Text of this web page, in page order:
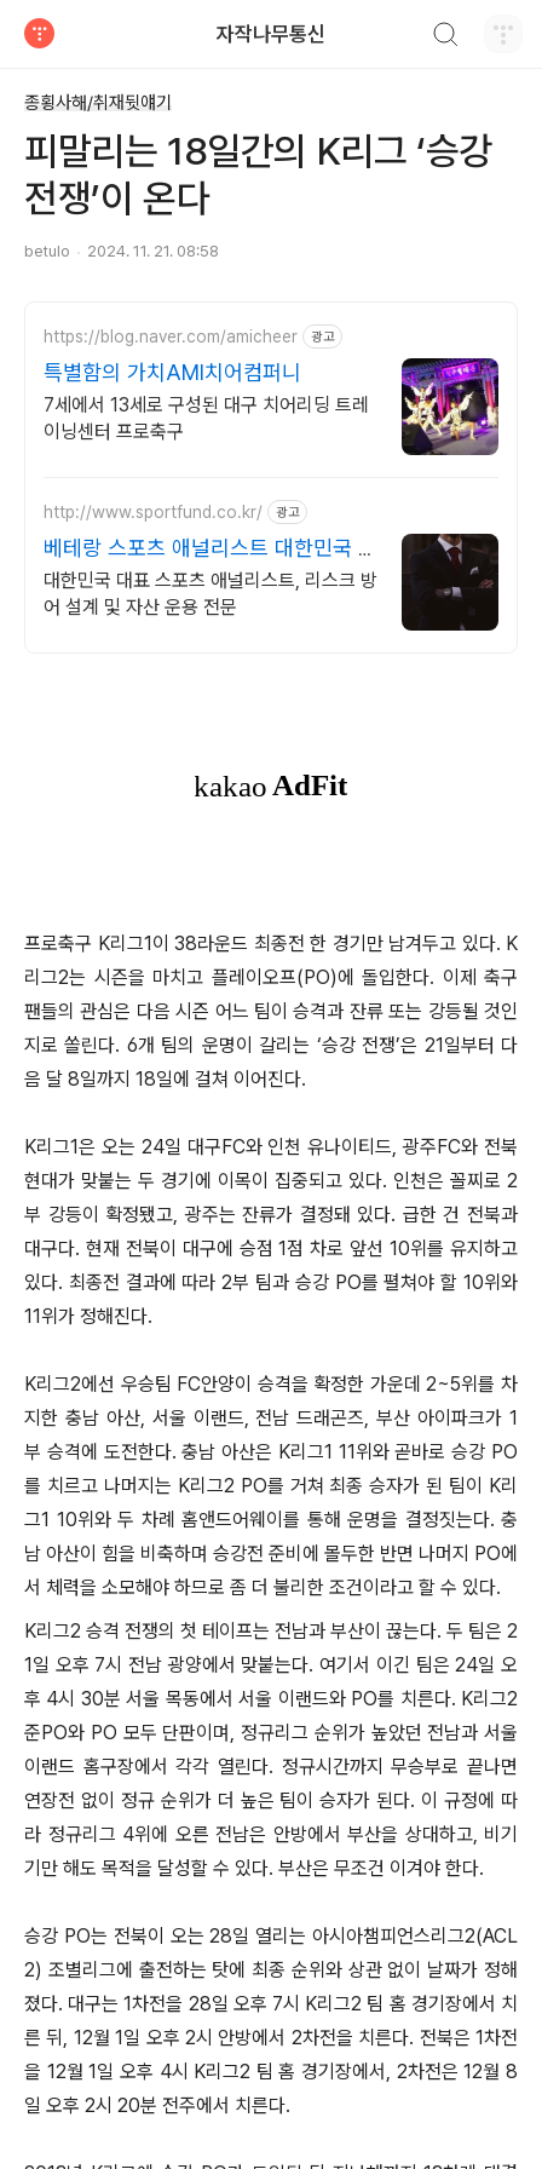
자작나무통신
종횡사해/취재뒷얘기
피말리는 18일간의 K리그 ‘승강
전쟁’이 온다
betulo 2024. 11. 21. 08:58
https://blog.naver.com/amicheer 광고
특별함의 가치AMI치어컴퍼니
7세에서 13세로 구성된 대구 치어리딩 트레
이닝센터 프로축구
http://www.sportfund.co.kr/ 광고
베테랑 스포츠 애널리스트 대한민국 1
순위 전력 분석가
대한민국 대표 스포츠 애널리스트, 리스크 방
어 설계 및 자산 운용 전문
프로축구 K리그1이 38라운드 최종전 한 경기만 남겨두고 있다. K
리그2는 시즌을 마치고 플레이오프(PO)에 돌입한다. 이제 축구
팬들의 관심은 다음 시즌 어느 팀이 승격과 잔류 또는 강등될 것인
지로 쏠린다. 6개 팀의 운명이 갈리는 ‘승강 전쟁’은 21일부터 다
음 달 8일까지 18일에 걸쳐 이어진다.
K리그1은 오는 24일 대구FC와 인천 유나이티드, 광주FC와 전북
현대가 맞붙는 두 경기에 이목이 집중되고 있다. 인천은 꼴찌로 2
부 강등이 확정됐고, 광주는 잔류가 결정돼 있다. 급한 건 전북과
대구다. 현재 전북이 대구에 승점 1점 차로 앞선 10위를 유지하고
있다. 최종전 결과에 따라 2부 팀과 승강 PO를 펼쳐야 할 10위와
11위가 정해진다.
K리그2에선 우승팀 FC안양이 승격을 확정한 가운데 2~5위를 차
지한 충남 아산, 서울 이랜드, 전남 드래곤즈, 부산 아이파크가 1
부 승격에 도전한다. 충남 아산은 K리그1 11위와 곧바로 승강 PO
를 치르고 나머지는 K리그2 PO를 거쳐 최종 승자가 된 팀이 K리
그1 10위와 두 차례 홈앤드어웨이를 통해 운명을 결정짓는다. 충
남 아산이 힘을 비축하며 승강전 준비에 몰두한 반면 나머지 PO에
서 체력을 소모해야 하므로 좀 더 불리한 조건이라고 할 수 있다.
K리그2 승격 전쟁의 첫 테이프는 전남과 부산이 끊는다. 두 팀은 2
1일 오후 7시 전남 광양에서 맞붙는다. 여기서 이긴 팀은 24일 오
후 4시 30분 서울 목동에서 서울 이랜드와 PO를 치른다. K리그2
준PO와 PO 모두 단판이며, 정규리그 순위가 높았던 전남과 서울
이랜드 홈구장에서 각각 열린다. 정규시간까지 무승부로 끝나면
연장전 없이 정규 순위가 더 높은 팀이 승자가 된다. 이 규정에 따
라 정규리그 4위에 오른 전남은 안방에서 부산을 상대하고, 비기
기만 해도 목적을 달성할 수 있다. 부산은 무조건 이겨야 한다.
승강 PO는 전북이 오는 28일 열리는 아시아챔피언스리그2(ACL
2) 조별리그에 출전하는 탓에 최종 순위와 상관 없이 날짜가 정해
졌다. 대구는 1차전을 28일 오후 7시 K리그2 팀 홈 경기장에서 치
른 뒤, 12월 1일 오후 2시 안방에서 2차전을 치른다. 전북은 1차전
을 12월 1일 오후 4시 K리그2 팀 홈 경기장에서, 2차전은 12월 8
일 오후 2시 20분 전주에서 치른다.